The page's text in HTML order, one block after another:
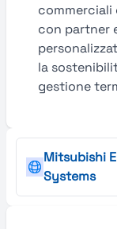
commerciali
con partner
la
gestione
Mitsubishi
Systems